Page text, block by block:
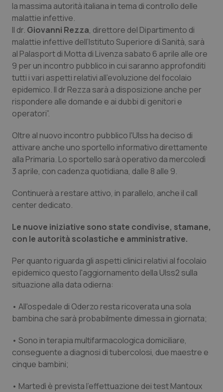
Provincia Autonoma di Bolzano
Provincia Autonoma di Trento
Puglia
Sardegna
Sicilia
Toscana
Umbria
Valle D’Aosta
Veneto
Infezioni & Febbre
Ipertensione & Scompenso
Malattie rare
Malattia di Crohn & Rettocolite Ulcerosa
Neuroscienze & patologie neurodegenerative
Obesità
Oftalmologia
Oncodermatologia
Oncoematologia
Psoriasi & pelle
Quotidiano Cardiologia
Quotidiano Chirurgia
Quotidiano Oncologia
la massima autorità italiana in tema di controllo delle
malattie infettive.
Il dr. Giovanni Rezza, direttore del Dipartimento di
malattie infettive dell’Istituto Superiore di Sanità, sarà
al Palasport di Motta di Livenza sabato 6 aprile alle ore
9 per un incontro pubblico in cui saranno approfonditi
tutti i vari aspetti relativi all’evoluzione del focolaio
epidemico. Il dr Rezza sarà a disposizione anche per
rispondere alle domande e ai dubbi di genitori e
operatori”.
Oltre al nuovo incontro pubblico l'Ulss ha deciso di
attivare anche uno sportello informativo direttamente
alla Primaria. Lo sportello sarà operativo da mercoledì
3 aprile, con cadenza quotidiana, dalle 8 alle 9.
Continuerà a restare attivo, in parallelo, anche il call
center dedicato.
Le nuove iniziative sono state condivise, stamane,
con le autorità scolastiche e amministrative.
Per quanto riguarda gli aspetti clinici relativi al focolaio
epidemico questo l'aggiornamento della Ulss2 sulla
situazione alla data odierna:
• All'ospedale di Oderzo resta ricoverata una sola
bambina che sarà probabilmente dimessa in giornata;
• Sono in terapia multifarmacologica domiciliare,
conseguente a diagnosi di tubercolosi, due maestre e
cinque bambini;
• Martedì è prevista l’effettuazione dei test Mantoux